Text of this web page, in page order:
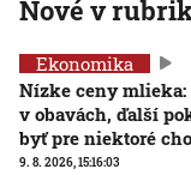
Nové v
Ekonomika
Nízke ceny
v obavách, ďalší
byť pre niektoré
9. 8. 2026, 15:16:03